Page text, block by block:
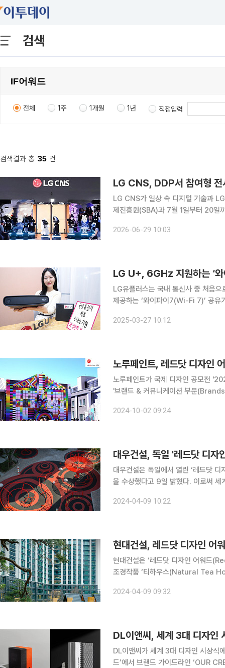
검색
전체 1주 1개월 1년 직접입력
검색결과 총 35 건
LG CNS, DDP서 참여형
LG CNS가 일상 속 디지털 기술과
제진흥원(SBA)과 7월 1일부터 20일
눈에 잘 보이지 않는 기술을 예술 콘
2026-06-29 10:03
LG U+, 6GHz 지원하는 ‘와
LG유플러스는 국내 통신사 중 처음
제공하는 ‘와이파이7(Wi-Fi 7)’ 공유기를 출시한다고
광대역 채널과 4K-
2025-03-27 10:12
노루페인트, 레드닷 디자인
노루페인트가 국제 디자인 공모전
'브랜드 & 커뮤니케이션 부문
작된 세계 3대 디자인 공
2024-10-02 09:24
대우건설, 독일 '레드닷 디자
대우건설은 독일에서 열린 ‘레드닷
을 수상했다고 9일 밝혔다. 이로써 세계 3대 디자인 어워드인 독일 iF 디자인 어워드, 미국 IDEA 어
드는 1955년부터 개최된 독일을 대표
2024-04-09 10:22
현대건설, 레드닷 디자인 어
현대건설은 ‘레드닷 디자인 어워드
조경작품 ‘티하우스(Natural Tea
이다. 이 어워드는 미국 IDEA
2024-04-09 09:32
DL이앤씨가 세계 3대 디자인 시상식에서 잇따라 수상
드’에서 브랜드 가이드라인 ‘OUR